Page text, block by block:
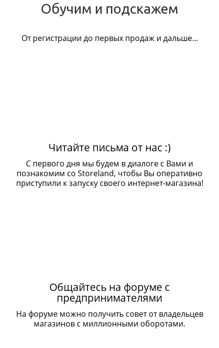
Обучим и подскажем
От регистрации до первых продаж и дальше...
Читайте письма от нас :)
С первого дня мы будем в диалоге с Вами и
познакомим со Storeland, чтобы Вы оперативно
приступили к запуску своего интернет-магазина!
Общайтесь на форуме с
предпринимателями
На форуме можно получить совет от владельцев
магазинов с миллионными оборотами.